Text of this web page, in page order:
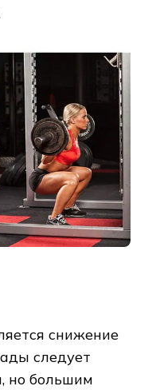
снижение
следует
но большим